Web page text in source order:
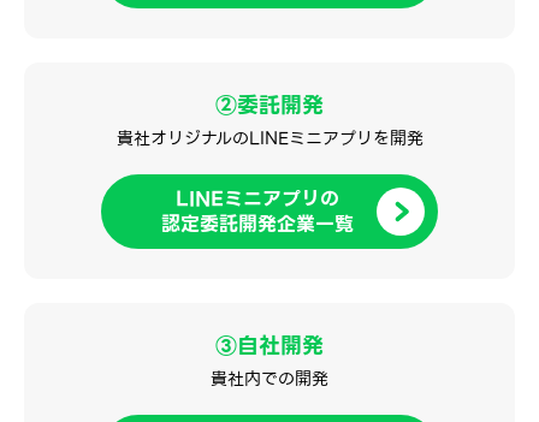
②委託開発
貴社オリジナルのLINEミニアプリを開発
LINEミニアプリの
認定委託開発企業一覧
③自社開発
貴社内での開発